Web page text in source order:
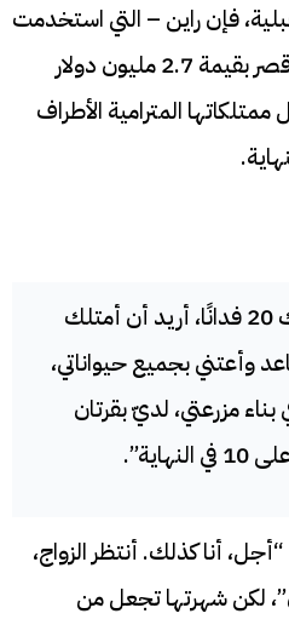
فإن راين – التي استخدمت
أرباحها من أونلي فانز لشراء قصر بقيمة 2.7 مليون دولار
المترامية الأطراف
“في منزلي الحالي، أملك 20 فدانًا، أريد أن أمتلك
وأعتني بجميع حيواناتي،
مزرعتي، لديّ بقرتان
أنا كذلك. أنتظر الزواج،
لكن شهرتها تجعل من